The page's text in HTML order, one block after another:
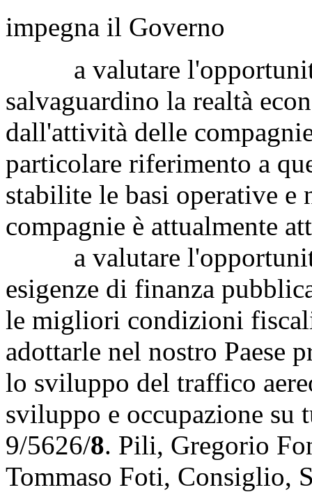
impegna il Governo
a valutare l'opportunità
salvaguardino la realtà
dall'attività delle
particolare riferimento a
stabilite le basi operative
compagnie è attualmente
a valutare
esigenze di finanza
le migliori condizioni
adottarle nel nostro
lo sviluppo del traffico
sviluppo e occupazione
9/5626/8. Pili, Gregorio
Tommaso Foti, Consiglio,